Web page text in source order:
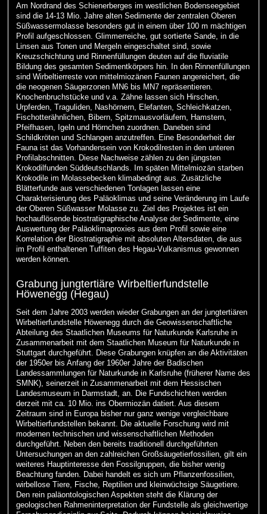
Am Nordrand des Schienerberges im westlichen Bodenseegebiet
sind die 14-13 Mio. Jahre alten Sedimente der zentralen Oberen
Süßwassermolasse besonders gut in einem über 100 m mächtigen
Profil aufgeschlossen. Glimmerreiche, gut sortierte Sande, in die
Linsen aus Tonen und Mergeln eingeschaltet sind, sowie
Kreuzschichtung und Rinnenfüllungen deuten auf die fluviatile
Bildung des gesamten Sedimentkörpers hin. In den Rinnenfüllungen
sind Wirbeltierreste von mittelmiozänen Faunen angereichert, die
die neogenen Säugerzonen MN6 bis MN7 repräsentieren.
Knochenbruchstücke und v.a. Zähne lassen sich Hirschen,
Urpferden, Traguliden, Nashörnern, Elefanten, Schleichkatzen,
Fischotterähnlichen, Bibern, Spitzmausvorläufern, Hamstern,
Pfeifhasen, Igeln und Hörnchen zuordnen. Daneben sind
Schildkröten und Schlangen anzutreffen. Eine Besonderheit der
Fauna ist das Vorhandensein von Krokodilresten in den unteren
Profilabschnitten. Diese Nachweise zählen zu den jüngsten
Krokodilfunden Süddeutschlands. Im späten Mittelmiozän starben
Krokodile im Molassebecken klimabedingt aus. Zusätzliche
Blätterfunde aus verschiedenen Tonlagen lassen eine
Charakterisierung des Paläoklimas und seine Veränderung im Laufe
der Oberen Süßwasser Molasse zu. Ziel des Projektes ist ein
hochauflösende biostratigraphische Analyse der Sedimente, eine
Auswertung der Paläoklimaproxies aus dem Profil sowie eine
Korrelation der Biostratigraphie mit absoluten Altersdaten, die aus
im Profil enthaltenen Tuffiten des Hegau-Vulkanismus gewonnen
werden können.
Grabung jungtertiäre Wirbeltierfundstelle
Höwenegg (Hegau)
Seit dem Jahre 2003 werden wieder Grabungen an der jungtertiären
Wirbeltierfundstelle Höwenegg durch die Geowissenschaftliche
Abteilung des Staatlichen Museums für Naturkunde Karlsruhe in
Zusammenarbeit mit dem Staatlichen Museum für Naturkunde in
Stuttgart durchgeführt. Diese Grabungen knüpfen an die Aktivitäten
der 1950er bis Anfang der 1960er Jahre der Badischen
Landessammlungen für Naturkunde in Karlsruhe (früherer Name des
SMNK), seinerzeit in Zusammenarbeit mit dem Hessischen
Landesmuseum in Darmstadt, an. Die Fundschichten werden
derzeit mit ca. 10 Mio. ins Obermiozän datiert. Aus diesem
Zeitraum sind in Europa bisher nur ganz wenige vergleichbare
Wirbeltierfundstellen bekannt. Die aktuelle Forschung wird mit
modernen technischen und wissenschaftlichen Methoden
durchgeführt. Neben den bereits traditionell durchgeführten
Untersuchungen an den zahlreichen Großsäugetierfossilien, gilt ein
weiteres Hauptinteresse den Fossilgruppen, die bisher wenig
Beachtung fanden. Dabei handelt es sich um Pflanzenfossilien,
wirbellose Tiere, Fische, Reptilien und kleinwüchsige Säugetiere.
Den rein paläontologischen Aspekten steht die Klärung der
geologischen Rahmeninterpretation der Fundstelle als gleichwertige